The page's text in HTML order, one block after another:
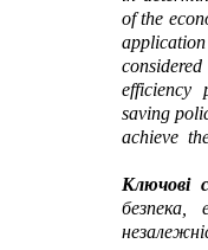
of the
efficiency
saving
achieve
Ключові
безпека,